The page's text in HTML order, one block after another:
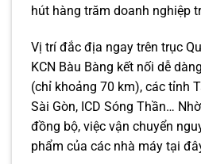
hút hàng trăm doanh nghiệp
Vị trí đắc địa ngay trên trục
KCN Bàu Bàng kết nối dễ
(chỉ khoảng 70 km), các tỉnh
Sài Gòn, ICD Sóng Thần…
đồng bộ, việc vận chuyển
phẩm của các nhà máy tại